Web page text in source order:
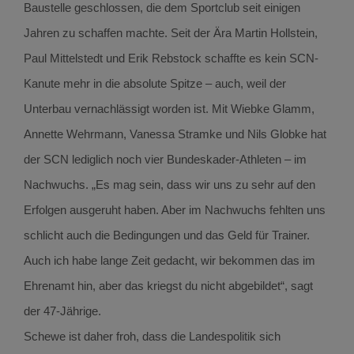
Baustelle geschlossen, die dem Sportclub seit einigen
Jahren zu schaffen machte. Seit der Ära Martin Hollstein,
Paul Mittelstedt und Erik Rebstock schaffte es kein SCN-
Kanute mehr in die absolute Spitze – auch, weil der
Unterbau vernachlässigt worden ist. Mit Wiebke Glamm,
Annette Wehrmann, Vanessa Stramke und Nils Globke hat
der SCN lediglich noch vier Bundeskader-Athleten – im
Nachwuchs. „Es mag sein, dass wir uns zu sehr auf den
Erfolgen ausgeruht haben. Aber im Nachwuchs fehlten uns
schlicht auch die Bedingungen und das Geld für Trainer.
Auch ich habe lange Zeit gedacht, wir bekommen das im
Ehrenamt hin, aber das kriegst du nicht abgebildet“, sagt
der 47-Jährige.
Schewe ist daher froh, dass die Landespolitik sich